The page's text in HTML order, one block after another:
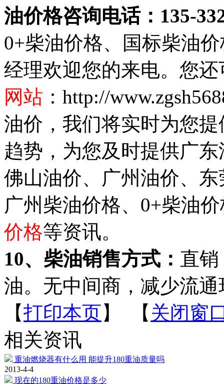
油价格咨询电话：135-
0+柴油价格、国标柴油
经理欢迎您的来电。您
网站 ：http://
油价，我们将实时为您
趋势，为您及时提供广
佛山油价、广州油价、
广州柴油价格、0+柴油
价格等资讯。
10、柴油销售方式： 直
油。无中间商，减少流
【打印本页】 【 关闭窗
相关资讯
重油燃烧器有什么用 能提升180重油质量吗
2013-4-4
现在的180重油价格是多少